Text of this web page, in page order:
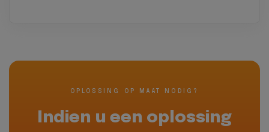
OPLOSSING OP MAAT NODIG?
Indien u een oplossing